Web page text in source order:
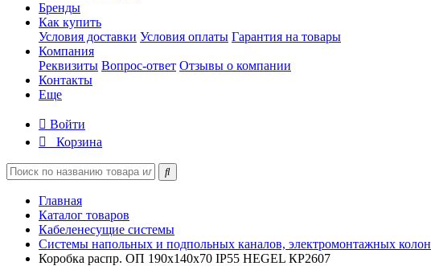
Бренды
Как купить
Условия доставки Условия оплаты Гарантия на товары
Компания
Реквизиты Вопрос-ответ Отзывы о компании
Контакты
Еще
Войти
Корзина
Главная
Каталог товаров
Кабеленесущие системы
Системы напольных и подпольных каналов, электромонтажных колон
Коробка распр. ОП 190х140х70 IP55 HEGEL КР2607